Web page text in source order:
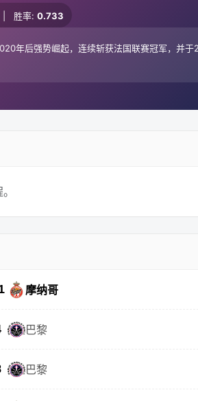
胜率: 0.733
年后强势崛起，连续斩获法国联赛冠军，并
摩纳哥
巴黎
巴黎